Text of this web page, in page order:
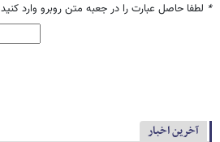
* لطفا حاصل عبارت را در جعبه متن روبرو وارد کنید
آخرین اخبار